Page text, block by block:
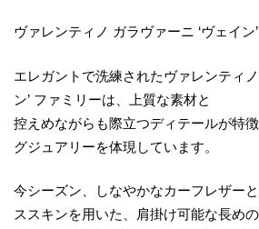
ヴァレンティノ ガラヴァーニ ‘ヴェイン
エレガントで洗練されたヴァレンティ
ン’ ファミリーは、上質な素材と
控えめながらも際立つディテールが特
グジュアリーを体現しています。
今シーズン、しなやかなカーフレザー
ススキンを用いた、肩掛け可能な長め